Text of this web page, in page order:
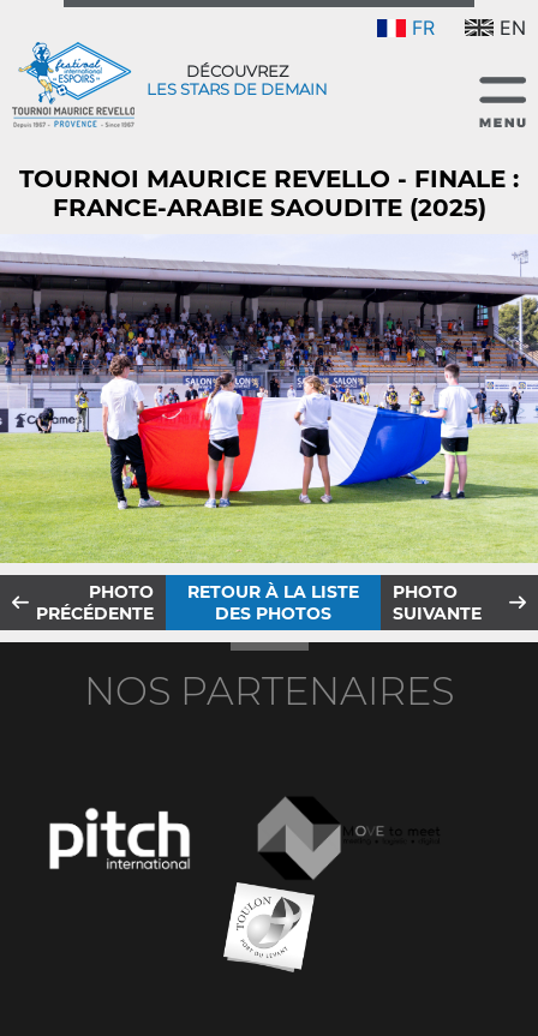
FR EN
DÉCOUVREZ
LES STARS DE DEMAIN
TOURNOI MAURICE REVELLO - FINALE :
FRANCE-ARABIE SAOUDITE (2025)
PHOTO
PRÉCÉDENTE
RETOUR À LA LISTE
DES PHOTOS
PHOTO
SUIVANTE
NOS PARTENAIRES